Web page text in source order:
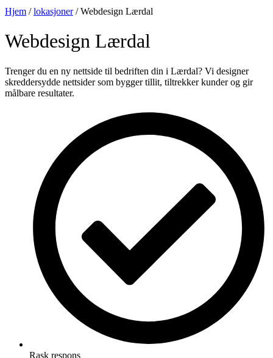
Hjem /lokasjoner/Webdesign Lærdal
Webdesign Lærdal
Trenger du en ny nettside til bedriften din i Lærdal? Vi designer
skreddersydde nettsider som bygger tillit, tiltrekker kunder og gir
målbare resultater.
Rask respons